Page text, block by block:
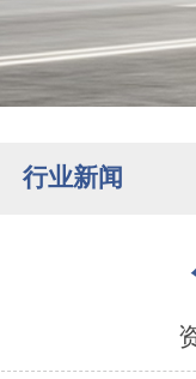
行业新闻